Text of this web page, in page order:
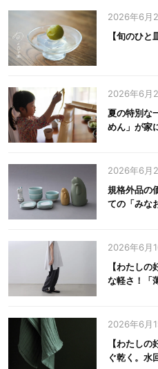
2026年6月
【旬のひ
2026年6月
夏の特別な
めん」が家
2026年6月
規格外品の
ての「みな
2026年6月
【わたし
な軽さ！「
2026年6月
【わたし
ぐ乾く。水